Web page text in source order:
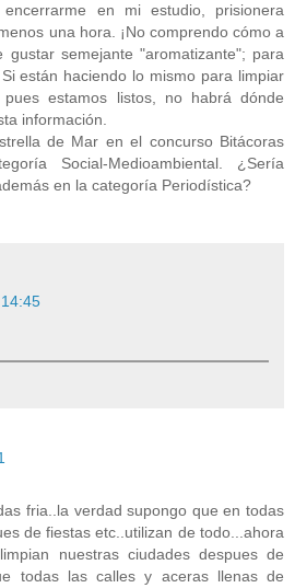
en mi estudio, prisionera
una hora. ¡No comprendo cómo a
gustar semejante "aromatizante"; para
están haciendo lo mismo para limpiar
pues estamos listos, no habrá dónde
información.
de Mar en el concurso Bitácoras
Social-Medioambiental. ¿Sería
en la categoría Periodística?
fria..la verdad supongo que en todas
de fiestas etc..utilizan de todo...ahora
nuestras ciudades despues de
todas las calles y aceras llenas de